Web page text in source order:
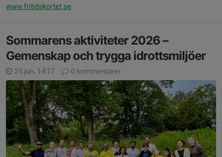
www.fritidskortet.se
Sommarens aktiviteter 2026 –
Gemenskap och trygga idrottsmiljöer
25 jun, 14:17 0 kommentarer